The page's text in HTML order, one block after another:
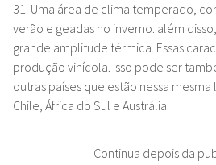
31. Uma área de clima temperado,
verão e geadas no inverno. além
grande amplitude térmica. Essas
produção vinícola. Isso pode ser
outras países que estão nessa
Chile, África do Sul e Austrália.
Continua depois da